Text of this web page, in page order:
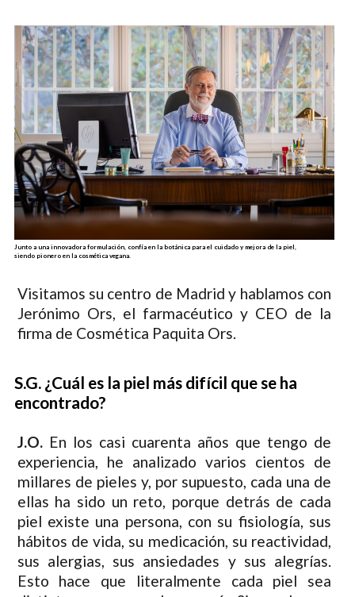
Junto a una innovadora formulación, confía en la botánica para el cuidado y mejora de la piel,
siendo pionero en la cosmética vegana.
Visitamos su centro de Madrid y hablamos con
Jerónimo Ors, el farmacéutico y CEO de la
firma de Cosmética Paquita Ors.
S.G. ¿Cuál es la piel más difícil que se ha
encontrado?
J.O.En los casi cuarenta años que tengo de
experiencia, he analizado varios cientos de
millares de pieles y, por supuesto, cada una de
ellas ha sido un reto, porque detrás de cada
piel existe una persona, con su fisiología, sus
hábitos de vida, su medicación, su reactividad,
sus alergias, sus ansiedades y sus alegrías.
Esto hace que literalmente cada piel sea